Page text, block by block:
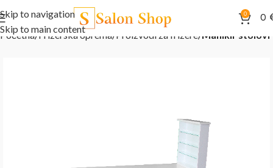
Skip to navigation
Skip to main content
0 0
Početna Frizerska oprema Proizvodi za frizere Manikir stolovi